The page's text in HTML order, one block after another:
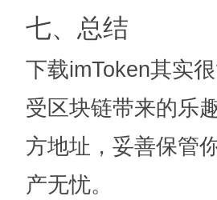
七、总结
下载imToken其实
受区块链带来的乐
方地址，妥善保管
产无忧。